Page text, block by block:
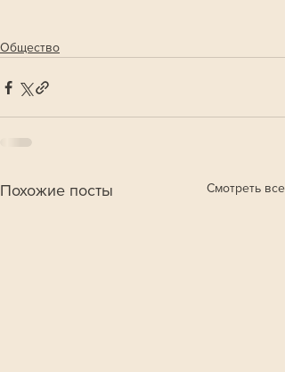
Общество
Похожие посты Смотреть все